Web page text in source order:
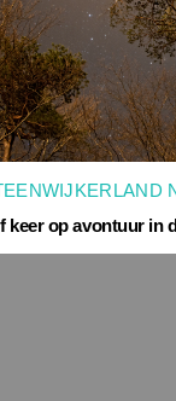
keer op avontuur in